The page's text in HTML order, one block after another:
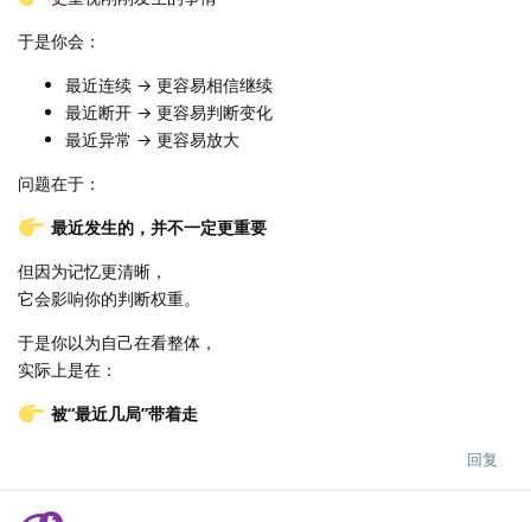
于是你会：
最近连续 → 更容易相信继续
最近断开 → 更容易判断变化
最近异常 → 更容易放大
问题在于：
最近发生的，并不一定更重要
但因为记忆更清晰，
它会影响你的判断权重。
于是你以为自己在看整体，
实际上是在：
被“最近几局”带着走
回复